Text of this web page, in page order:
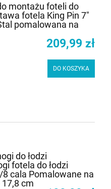
montażu foteli do
fotela King Pin 7"
pomalowana na
209,99 zł
DO KOSZYKA
do łodzi
fotela do łodzi
cala Pomalowane na
17,8 cm